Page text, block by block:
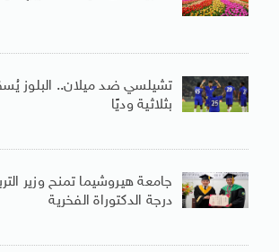
تشيلسي ضد ميلان.. البلوز
بثلاثية وديًا
جامعة هيروشيما تمنح وزير
درجة الدكتوراة الفخرية